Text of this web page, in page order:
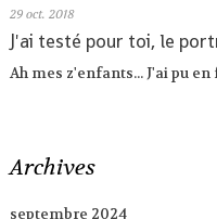
29 oct. 2018
J'ai testé pour toi, le
Ah mes z'enfants... J'ai pu en
Archives
septembre 2024